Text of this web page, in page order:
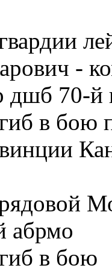
-
дшб 70-й
в бою
абрмо
в бою